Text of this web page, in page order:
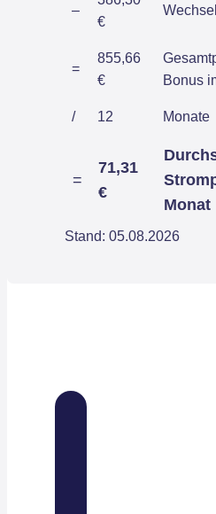
–
€
=
855,66
€
Bonus
/ 12 Monate
=
71,31
€
Monat
Stand: 05.08.2026